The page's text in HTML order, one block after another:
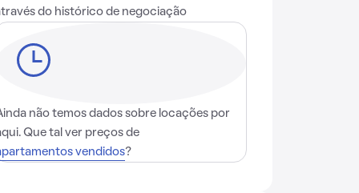
do histórico de negociação
não temos dados sobre locações por
Que tal ver preços de
vendidos?